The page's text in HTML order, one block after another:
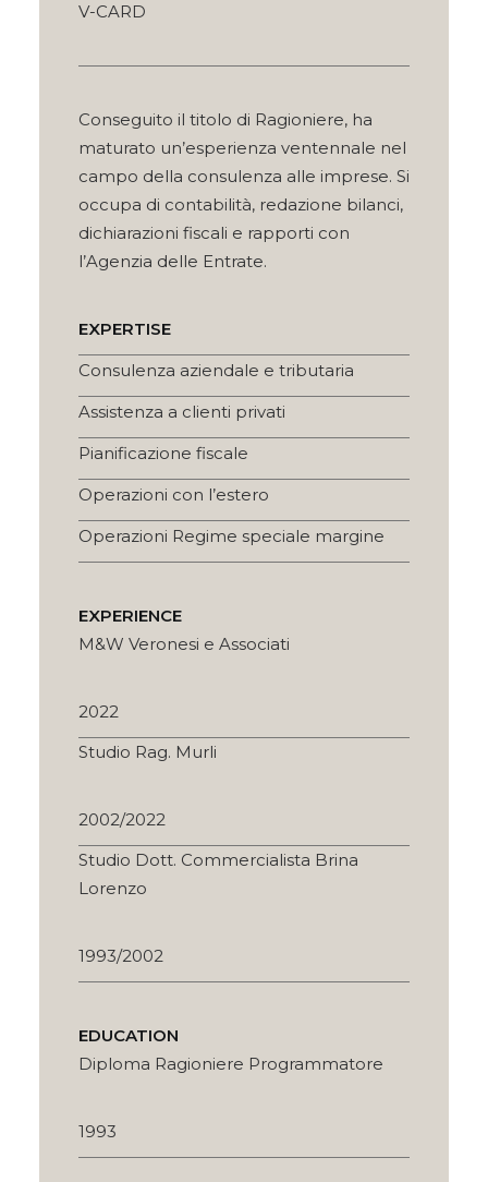
V-CARD
Conseguito il titolo di Ragioniere, ha
maturato un’esperienza ventennale nel
campo della consulenza alle imprese. Si
occupa di contabilità, redazione bilanci,
dichiarazioni fiscali e rapporti con
l’Agenzia delle Entrate.
EXPERTISE
Consulenza aziendale e tributaria
Assistenza a clienti privati
Pianificazione fiscale
Operazioni con l’estero
Operazioni Regime speciale margine
EXPERIENCE
M&W Veronesi e Associati
2022
Studio Rag. Murli
2002/2022
Studio Dott. Commercialista Brina
Lorenzo
1993/2002
EDUCATION
Diploma Ragioniere Programmatore
1993